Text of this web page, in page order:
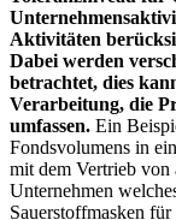
Aktivitäten
Dabei werden
betrachtet, dies
Verarbeitung, die
umfassen. Ein
Fondsvolumens in
mit dem Vertrieb von
Unternehmen
Sauerstoffmasken